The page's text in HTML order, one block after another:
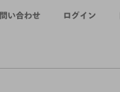
問い合わせ ログイン